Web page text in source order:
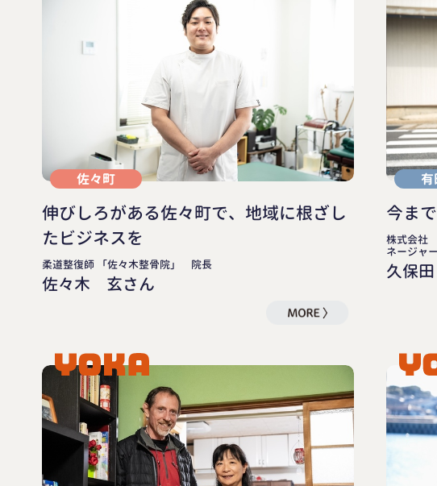
佐々町
伸びしろがある佐々町で、地域に根ざし
たビジネスを
柔道整復師 「佐々木整骨院」 院長
佐々木 玄さん
今ま
株式会
ネージャー
久保